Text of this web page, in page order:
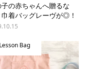
子の赤ちゃんへ贈るな
巾着バッグレーヴが◎！
Lesson Bag